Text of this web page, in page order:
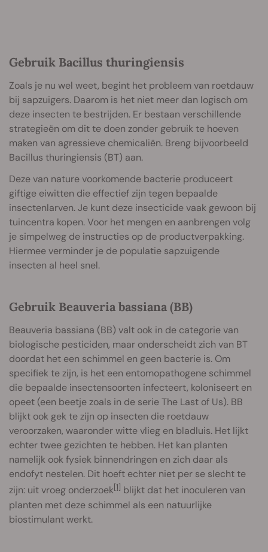
Gebruik Bacillus thuringiensis
Zoals je nu wel weet, begint het probleem van roetdauw
bij sapzuigers. Daarom is het niet meer dan logisch om
deze insecten te bestrijden. Er bestaan verschillende
strategieën om dit te doen zonder gebruik te hoeven
maken van agressieve chemicaliën. Breng bijvoorbeeld
Bacillus thuringiensis (BT) aan.
Deze van nature voorkomende bacterie produceert
giftige eiwitten die effectief zijn tegen bepaalde
insectenlarven. Je kunt deze insecticide vaak gewoon bij
tuincentra kopen. Voor het mengen en aanbrengen volg
je simpelweg de instructies op de productverpakking.
Hiermee verminder je de populatie sapzuigende
insecten al heel snel.
Gebruik Beauveria bassiana (BB)
Beauveria bassiana (BB) valt ook in de categorie van
biologische pesticiden, maar onderscheidt zich van BT
doordat het een schimmel en geen bacterie is. Om
specifiek te zijn, is het een entomopathogene schimmel
die bepaalde insectensoorten infecteert, koloniseert en
opeet (een beetje zoals in de serie The Last of Us). BB
blijkt ook gek te zijn op insecten die roetdauw
veroorzaken, waaronder witte vlieg en bladluis. Het lijkt
echter twee gezichten te hebben. Het kan planten
namelijk ook fysiek binnendringen en zich daar als
endofyt nestelen. Dit hoeft echter niet per se slecht te
zijn: uit vroeg onderzoek[1] blijkt dat het inoculeren van
planten met deze schimmel als een natuurlijke
biostimulant werkt.